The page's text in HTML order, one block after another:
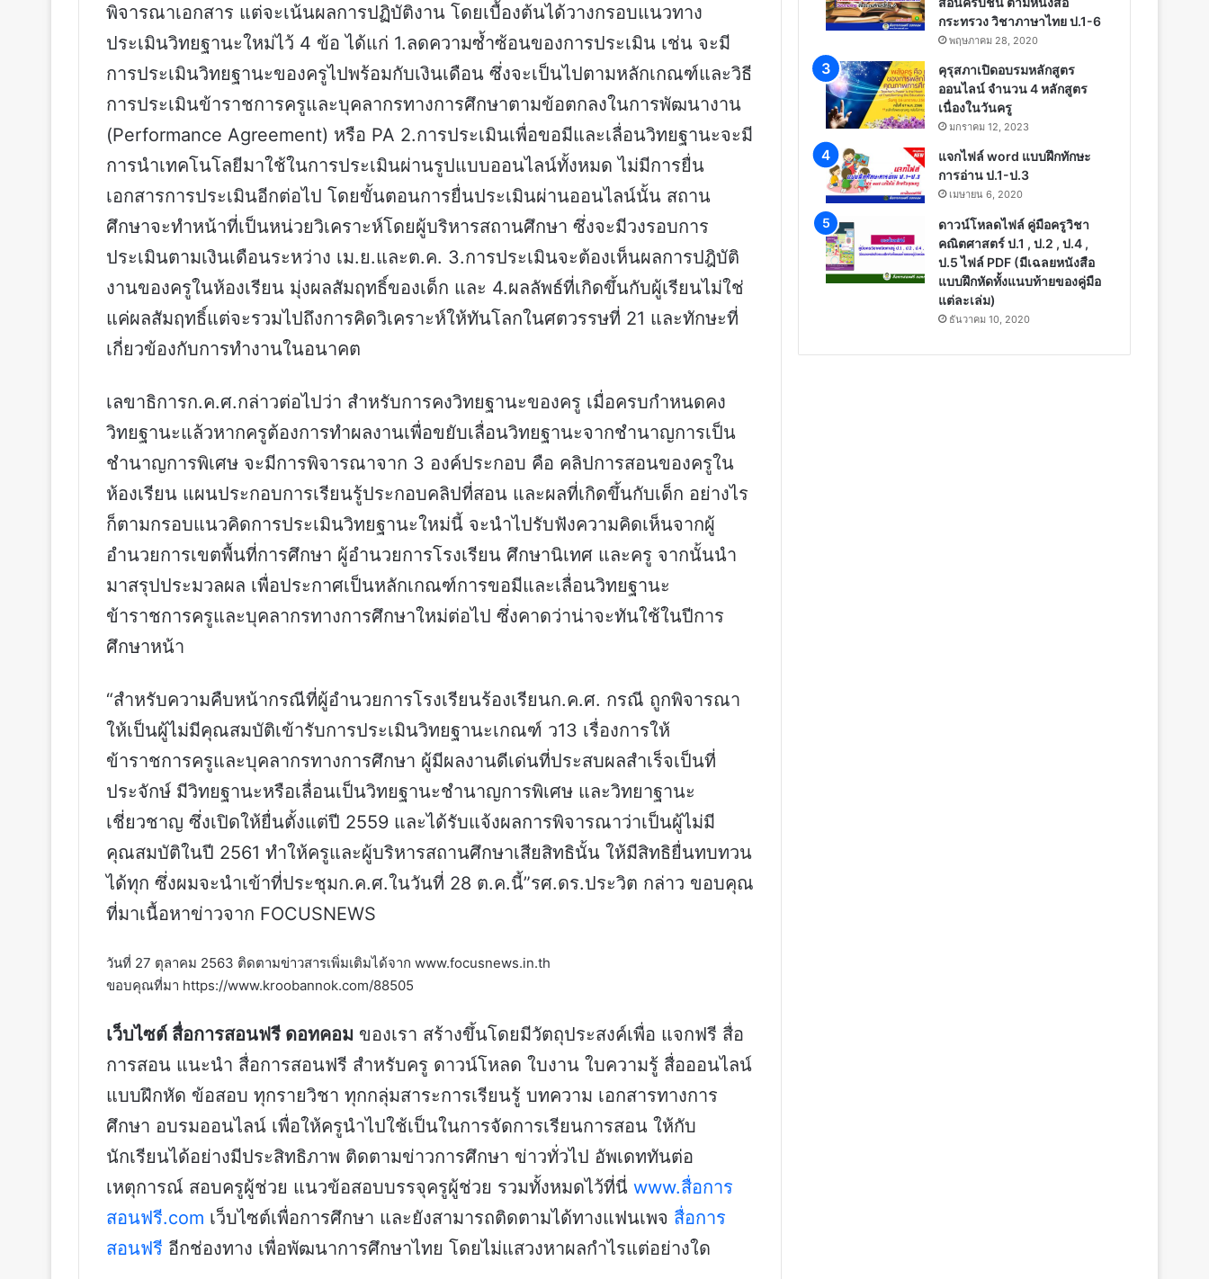
พิจารณาเอกสาร แต่จะเน้นผลการปฏิบัติงาน โดยเบื้องต้นได้วางกรอบแนวทาง
ประเมินวิทยฐานะใหม่ไว้ 4 ข้อ ได้แก่ 1.ลดความซ้ำซ้อนของการประเมิน เช่น จะมี
การประเมินวิทยฐานะของครูไปพร้อมกับเงินเดือน ซึ่งจะเป็นไปตามหลักเกณฑ์และวิธี
การประเมินข้าราชการครูและบุคลากรทางการศึกษาตามข้อตกลงในการพัฒนางาน
(Performance Agreement) หรือ PA 2.การประเมินเพื่อขอมีและเลื่อนวิทยฐานะจะมี
การนำเทคโนโลยีมาใช้ในการประเมินผ่านรูปแบบออนไลน์ทั้งหมด ไม่มีการยื่น
เอกสารการประเมินอีกต่อไป โดยขั้นตอนการยื่นประเมินผ่านออนไลน์นั้น สถาน
ศึกษาจะทำหน้าที่เป็นหน่วยวิเคราะห์โดยผู้บริหารสถานศึกษา ซึ่งจะมีวงรอบการ
ประเมินตามเงินเดือนระหว่าง เม.ย.และต.ค. 3.การประเมินจะต้องเห็นผลการปฎิบัติ
งานของครูในห้องเรียน มุ่งผลสัมฤทธิ์ของเด็ก และ 4.ผลลัพธ์ที่เกิดขึ้นกับผู้เรียนไม่ใช่
แค่ผลสัมฤทธิ์แต่จะรวมไปถึงการคิดวิเคราะห์ให้ทันโลกในศตวรรษที่ 21 และทักษะที่
เกี่ยวข้องกับการทำงานในอนาคต
เลขาธิการก.ค.ศ.กล่าวต่อไปว่า สำหรับการคงวิทยฐานะของครู เมื่อครบกำหนดคง
วิทยฐานะแล้วหากครูต้องการทำผลงานเพื่อขยับเลื่อนวิทยฐานะจากชำนาญการเป็น
ชำนาญการพิเศษ จะมีการพิจารณาจาก 3 องค์ประกอบ คือ คลิปการสอนของครูใน
ห้องเรียน แผนประกอบการเรียนรู้ประกอบคลิปที่สอน และผลที่เกิดขึ้นกับเด็ก อย่างไร
ก็ตามกรอบแนวคิดการประเมินวิทยฐานะใหม่นี้ จะนำไปรับฟังความคิดเห็นจากผู้
อำนวยการเขตพื้นที่การศึกษา ผู้อำนวยการโรงเรียน ศึกษานิเทศ และครู จากนั้นนำ
มาสรุปประมวลผล เพื่อประกาศเป็นหลักเกณฑ์การขอมีและเลื่อนวิทยฐานะ
ข้าราชการครูและบุคลากรทางการศึกษาใหม่ต่อไป ซึ่งคาดว่าน่าจะทันใช้ในปีการ
ศึกษาหน้า
“สำหรับความคืบหน้ากรณีที่ผู้อำนวยการโรงเรียนร้องเรียนก.ค.ศ. กรณี ถูกพิจารณา
ให้เป็นผู้ไม่มีคุณสมบัติเข้ารับการประเมินวิทยฐานะเกณฑ์ ว13 เรื่องการให้
ข้าราชการครูและบุคลากรทางการศึกษา ผู้มีผลงานดีเด่นที่ประสบผลสำเร็จเป็นที่
ประจักษ์ มีวิทยฐานะหรือเลื่อนเป็นวิทยฐานะชำนาญการพิเศษ และวิทยาฐานะ
เชี่ยวชาญ ซึ่งเปิดให้ยื่นตั้งแต่ปี 2559 และได้รับแจ้งผลการพิจารณาว่าเป็นผู้ไม่มี
คุณสมบัติในปี 2561 ทำให้ครูและผู้บริหารสถานศึกษาเสียสิทธินั้น ให้มีสิทธิยื่นทบทวน
ได้ทุก ซึ่งผมจะนำเข้าที่ประชุมก.ค.ศ.ในวันที่ 28 ต.ค.นี้”รศ.ดร.ประวิต กล่าว ขอบคุณ
ที่มาเนื้อหาข่าวจาก FOCUSNEWS
วันที่ 27 ตุลาคม 2563 ติดตามข่าวสารเพิ่มเติมได้จาก www.focusnews.in.th
ขอบคุณที่มา https://www.kroobannok.com/88505
เว็บไซต์ สื่อการสอนฟรี ดอทคอม ของเรา สร้างขึ้นโดยมีวัตถุประสงค์เพื่อ แจกฟรี สื่อ
การสอน แนะนำ สื่อการสอนฟรี สำหรับครู ดาวน์โหลด ใบงาน ใบความรู้ สื่อออนไลน์
แบบฝึกหัด ข้อสอบ ทุกรายวิชา ทุกกลุ่มสาระการเรียนรู้ บทความ เอกสารทางการ
ศึกษา อบรมออนไลน์ เพื่อให้ครูนำไปใช้เป็นในการจัดการเรียนการสอน ให้กับ
นักเรียนได้อย่างมีประสิทธิภาพ ติดตามข่าวการศึกษา ข่าวทั่วไป อัพเดททันต่อ
เหตุการณ์ สอบครูผู้ช่วย แนวข้อสอบบรรจุครูผู้ช่วย รวมทั้งหมดไว้ที่นี่ www.สื่อการ
สอนฟรี.com เว็บไซต์เพื่อการศึกษา และยังสามารถติดตามได้ทางแฟนเพจ สื่อการ
สอนฟรี อีกช่องทาง เพื่อพัฒนาการศึกษาไทย โดยไม่แสวงหาผลกำไรแต่อย่างใด
กระทรวง วิชาภาษาไทย ป.1-6
พฤษภาคม 28, 2020
คุรุสภาเปิดอบรมหลักสูตร
ออนไลน์ จำนวน 4 หลักสูตร
เนื่องในวันครู
มกราคม 12, 2023
แจกไฟล์ word แบบฝึกทักษะ
การอ่าน ป.1-ป.3
เมษายน 6, 2020
ดาวน์โหลดไฟล์ คู่มือครูวิชา
คณิตศาสตร์ ป.1 , ป.2 , ป.4 ,
ป.5 ไฟล์ PDF (มีเฉลยหนังสือ
แบบฝึกหัดทั้งแนบท้ายของคู่มือ
แต่ละเล่ม)
ธันวาคม 10, 2020